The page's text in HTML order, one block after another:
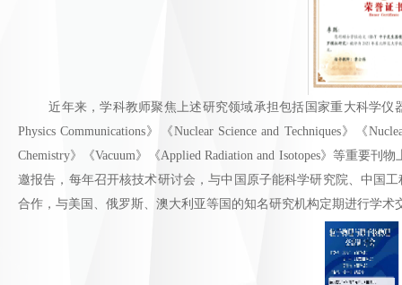
近年来，学科教师聚焦上述研究领域承担包括国家重大科学仪器
Physics Communications》《Nuclear Science and Techniques》《
Chemistry》《Vacuum》《Applied Radiation and Isotopes》等重要
邀报告，每年召开核技术研讨会，与中国原子能科学研究院、中国
合作，与美国、俄罗斯、澳大利亚等国的知名研究机构定期进行学